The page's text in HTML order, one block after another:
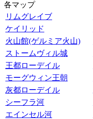
各マップ
リムグレイブ
ケイリッド
火山館(ゲルミア火山)
ストームヴィル城
王都ローデイル
モーグウィン王朝
灰都ローデイル
シーフラ河
エインセル河